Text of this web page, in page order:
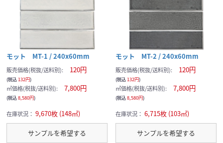
モット MT-1 / 240x60mm
販売価格(税抜/送料別): 120円
(税込 132円)
㎡価格(税抜/送料別): 7,800円
(税込8,580円)
在庫状況： 9,670枚 (148㎡)
サンプルを希望する
モット MT-2 / 240x60mm
販売価格(税抜/送料別): 120円
(税込 132円)
㎡価格(税抜/送料別): 7,800円
(税込8,580円)
在庫状況： 6,715枚 (103㎡)
サンプルを希望する